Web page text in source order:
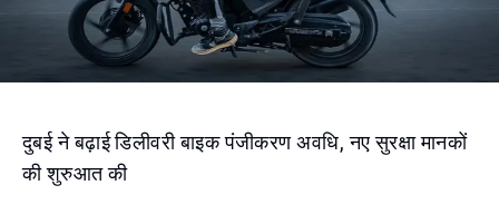
दुबई ने बढ़ाई डिलीवरी बाइक पंजीकरण अवधि, नए सुरक्षा मानकों
की शुरुआत की